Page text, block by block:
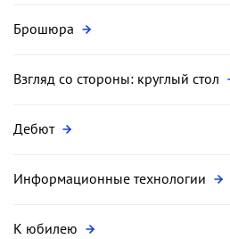
Брошюра
Взгляд со стороны: круглый стол
Дебют
Информационные технологии
К юбилею